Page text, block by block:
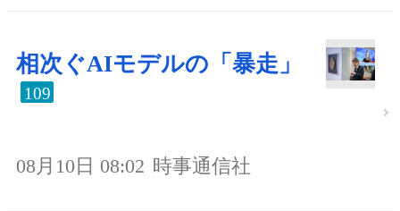
相次ぐAIモデルの「暴走」
109
08月10日 08:02 時事通信社